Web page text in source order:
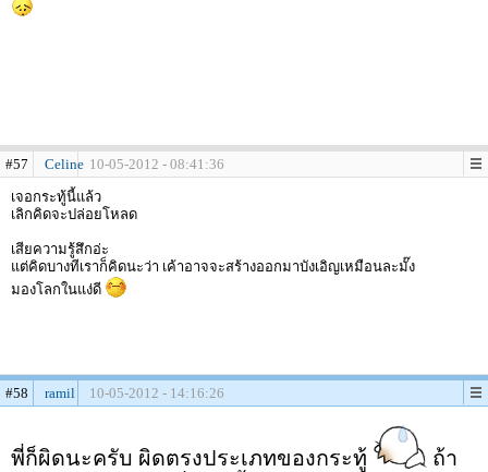
#57 Celine 10-05-2012 - 08:41:36
เจอกระทู้นี้แล้ว
เลิกคิดจะปล่อยโหลด
เสียความรู้สึกอ่ะ
แต่คิดบางทีเราก็คิดนะว่า เค้าอาจจะสร้างออกมาบังเอิญเหมือนละมั๊ง
มองโลกในแง่ดี
#58 ramil 10-05-2012 - 14:16:26
พี่ก็ผิดนะครับ ผิดตรงประเภทของกระทู้
ถ้า